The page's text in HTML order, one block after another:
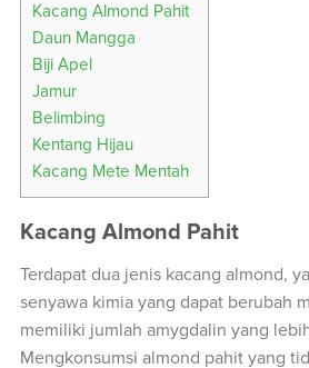
Kacang Almond Pahit
Daun Mangga
Biji Apel
Jamur
Belimbing
Kentang Hijau
Kacang Mete Mentah
Kacang Almond Pahit
Terdapat dua jenis kacang almond,
senyawa kimia yang dapat berubah
memiliki jumlah amygdalin yang
Mengkonsumsi almond pahit yang